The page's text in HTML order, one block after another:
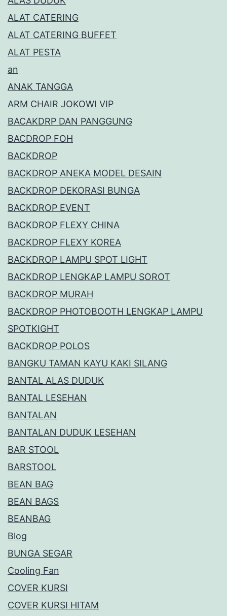
ALAT CATERING
ALAT CATERING BUFFET
ALAT PESTA
an
ANAK TANGGA
ARM CHAIR JOKOWI VIP
BACAKDRP DAN PANGGUNG
BACDROP FOH
BACKDROP
BACKDROP ANEKA MODEL DESAIN
BACKDROP DEKORASI BUNGA
BACKDROP EVENT
BACKDROP FLEXY CHINA
BACKDROP FLEXY KOREA
BACKDROP LAMPU SPOT LIGHT
BACKDROP LENGKAP LAMPU SOROT
BACKDROP MURAH
BACKDROP PHOTOBOOTH LENGKAP LAMPU
SPOTKIGHT
BACKDROP POLOS
BANGKU TAMAN KAYU KAKI SILANG
BANTAL ALAS DUDUK
BANTAL LESEHAN
BANTALAN
BANTALAN DUDUK LESEHAN
BAR STOOL
BARSTOOL
BEAN BAG
BEAN BAGS
BEANBAG
Blog
BUNGA SEGAR
Cooling Fan
COVER KURSI
COVER KURSI HITAM